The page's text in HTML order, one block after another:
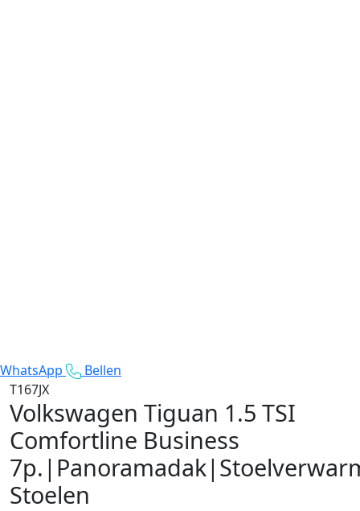
WhatsApp
Bellen
T167JX
Volkswagen Tiguan 1.5 TSI
Comfortline Business
Stoelen